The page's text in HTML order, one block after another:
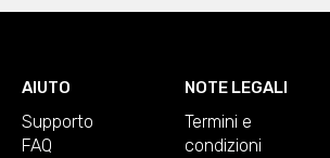
AIUTO
Supporto
FAQ
NOTE LEGALI
Termini e
condizioni